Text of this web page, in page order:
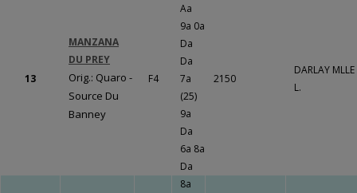
13
MANZANA
DU PREY
Orig.: Quaro -
Source Du
Banney
F4
Aa
9a 0a
Da
Da
7a
(25)
9a
Da
6a 8a
Da
2150
DARLAY MLLE
L.
8a